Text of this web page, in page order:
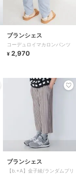
ブランシェス
コーデュロイマカロンパンツ
¥ 2,970
ブランシェス
【b.+A】金子綾/ランダムプリ